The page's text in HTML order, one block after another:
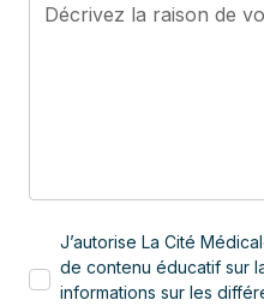
J’autorise La Cité
de contenu éducatif sur
informations sur les